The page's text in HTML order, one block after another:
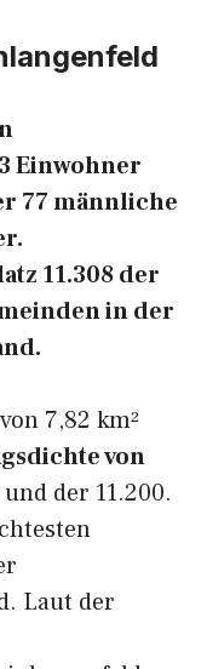
Einwohner
77 männliche
11.308 der
in der
7,82 km²
von
und der 11.200.
Laut der